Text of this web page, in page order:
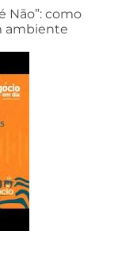
Não”: como
ambiente